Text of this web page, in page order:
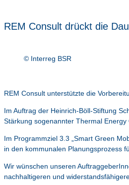
REM Consult drückt die
© Interreg BSR
REM Consult unterstützte die
Im Auftrag der Heinrich-Böll-Stiftung
Stärkung sogenannter Thermal
Im Programmziel 3.3 „Smart Green
in den kommunalen Planungsprozess
Wir wünschen unseren
nachhaltigeren und